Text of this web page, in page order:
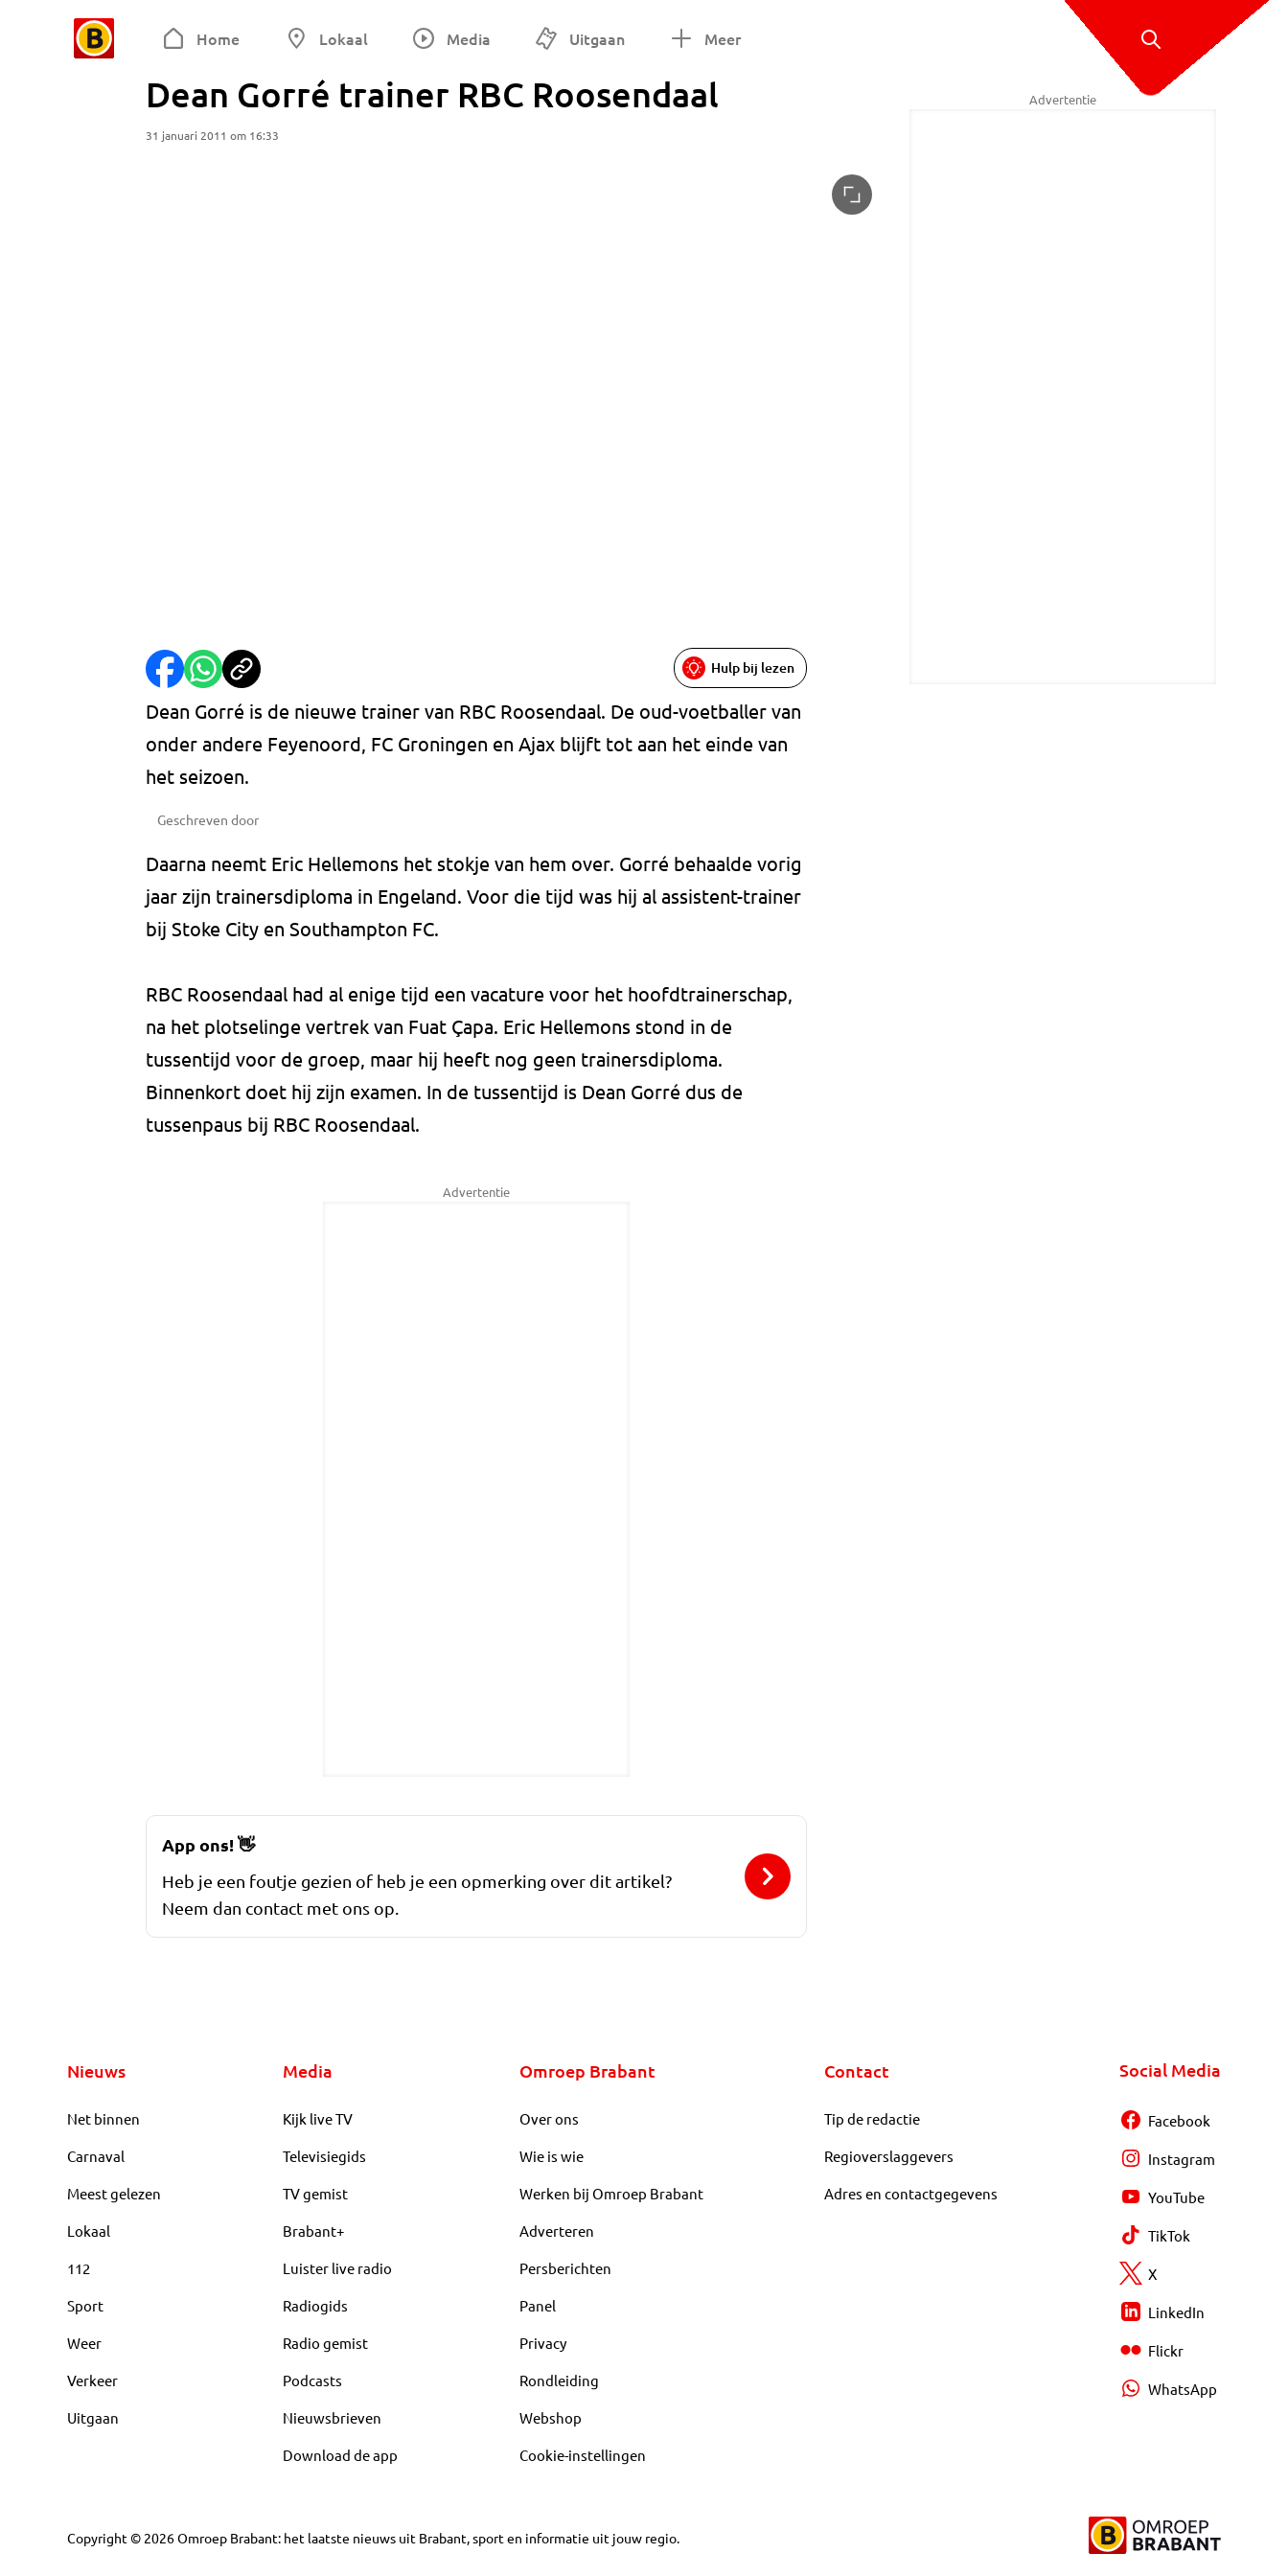
Home Lokaal Media Uitgaan Meer
Dean Gorré trainer RBC Roosendaal
31 januari 2011 om 16:33
Hulp bij lezen
Dean Gorré is de nieuwe trainer van RBC Roosendaal. De oud-voetballer van
onder andere Feyenoord, FC Groningen en Ajax blijft tot aan het einde van
het seizoen.
Geschreven door
Daarna neemt Eric Hellemons het stokje van hem over. Gorré behaalde vorig
jaar zijn trainersdiploma in Engeland. Voor die tijd was hij al assistent-trainer
bij Stoke City en Southampton FC.
RBC Roosendaal had al enige tijd een vacature voor het hoofdtrainerschap,
na het plotselinge vertrek van Fuat Çapa. Eric Hellemons stond in de
tussentijd voor de groep, maar hij heeft nog geen trainersdiploma.
Binnenkort doet hij zijn examen. In de tussentijd is Dean Gorré dus de
tussenpaus bij RBC Roosendaal.
Advertentie
Advertentie
App ons!👋
Heb je een foutje gezien of heb je een opmerking over dit artikel?
Neem dan contact met ons op.
Nieuws
Net binnen
Carnaval
Meest gelezen
Lokaal
112
Sport
Weer
Verkeer
Uitgaan
Media
Kijk live TV
Televisiegids
TV gemist
Brabant+
Luister live radio
Radiogids
Radio gemist
Podcasts
Nieuwsbrieven
Download de app
Omroep Brabant
Over ons
Wie is wie
Werken bij Omroep Brabant
Adverteren
Persberichten
Panel
Privacy
Rondleiding
Webshop
Cookie-instellingen
Contact
Tip de redactie
Regioverslaggevers
Adres en contactgegevens
Social Media
Facebook
Instagram
YouTube
TikTok
X
LinkedIn
Flickr
WhatsApp
Copyright © 2026Omroep Brabant: het laatste nieuws uit Brabant, sport en informatie uit jouw regio.